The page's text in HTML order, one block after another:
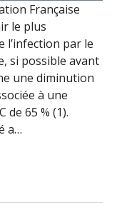
Française
le plus
l’infection par le
si possible avant
une diminution
à une
de 65 % (1).
a…